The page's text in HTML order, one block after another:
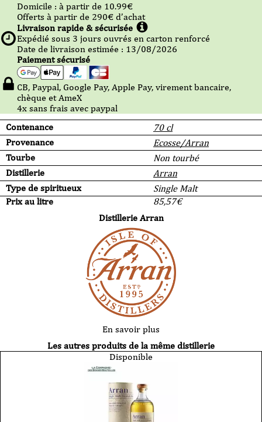
Contenance
70 cl
Provenance
Ecosse/Arran
Tourbe
Non tourbé
Distillerie
Arran
Type de spiritueux
Single Malt
Prix au litre
85,57€
Domicile : à partir de 10.99€
Offerts à partir de 290€ d’achat
Livraison rapide & sécurisée
Expédié sous 3 jours ouvrés en carton renforcé
Date de livraison estimée : 13/08/2026
Paiement sécurisé
CB, Paypal, Google Pay, Apple Pay, virement bancaire,
chèque et AmeX
4x sans frais avec paypal
Distillerie Arran
En savoir plus
Les autres produits de la même distillerie
Disponible